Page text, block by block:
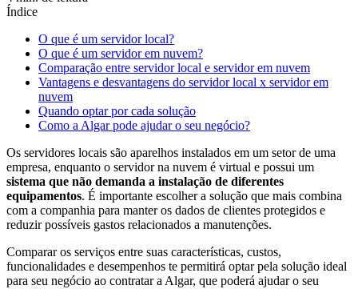
Índice
O que é um servidor local?
O que é um servidor em nuvem?
Comparação entre servidor local e servidor em nuvem
Vantagens e desvantagens do servidor local x servidor em
nuvem
Quando optar por cada solução
Como a Algar pode ajudar o seu negócio?
Os servidores locais são aparelhos instalados em um setor de uma
empresa, enquanto o servidor na nuvem é virtual e possui um
sistema que não demanda a instalação de diferentes
equipamentos. É importante escolher a solução que mais combina
com a companhia para manter os dados de clientes protegidos e
reduzir possíveis gastos relacionados a manutenções.
Comparar os serviços entre suas características, custos,
funcionalidades e desempenhos te permitirá optar pela solução ideal
para seu negócio ao contratar a Algar, que poderá ajudar o seu